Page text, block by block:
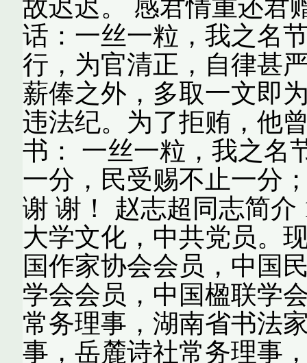
故迟迟。 感君情重还君
话：一丝一粒，我之名
行，为官清正，自律甚
薪俸之外，多取一文即
违法纪。为了拒贿，他
书： 一丝一粒，我之名
一分，民受赐不止一分
谢 谢！ 赵志超同志简介
大学文化，中共党员。
国作家协会会员，中国
学会会员，中国楹联学
常务理事，湖南省书法
事，岳麓诗社常务理事